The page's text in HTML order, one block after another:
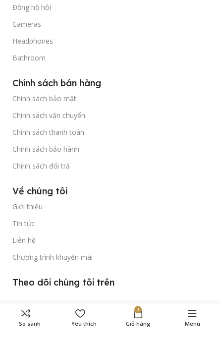
Đồng hồ hôi
Cameras
Headphones
Bathroom
Chính sách bán hàng
Chính sách bảo mật
Chính sách vận chuyển
Chính sách thanh toán
Chính sách bảo hành
Chính sách đổi trả
Về chúng tôi
Giới thiệu
Tin tức
Liên hệ
Chương trình khuyến mãi
Theo dõi chúng tôi trên
Bản quyền thuộc về Gold Time Watch © 2023.
So sánh Yêu thích
0
Giỏ hàng Menu